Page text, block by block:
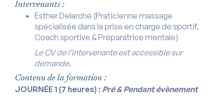
Intervenants :
Esther Delarche (Praticienne massage
spécialisée dans la prise en charge de sportif,
Coach sportive & Préparatrice mentale)
Le CV de l’intervenante est accessible sur
demande.
Contenu de la formation :
JOURNÉE 1 (7 heures) : Pré & Pendant évènement